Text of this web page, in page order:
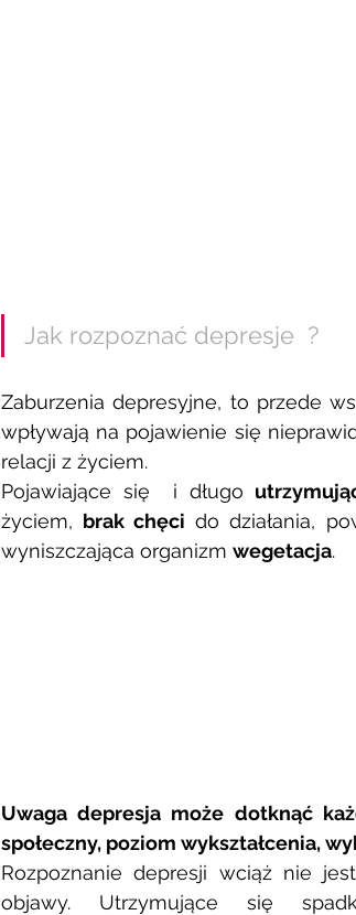
Jak rozpoznać depresje  ?
Zaburzenia depresyjne, to przede
wpływają na pojawienie się
relacji z życiem.
Pojawiające się  i długo
życiem, brak chęci do działania,
wyniszczająca organizm wegetacja.
Uwaga depresja może dotknąć
społeczny, poziom wykształcenia,
Rozpoznanie depresji wciąż nie
objawy. Utrzymujące się